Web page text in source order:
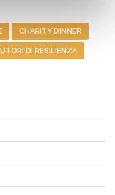
CHARITY DINNER
DI RESILIENZA